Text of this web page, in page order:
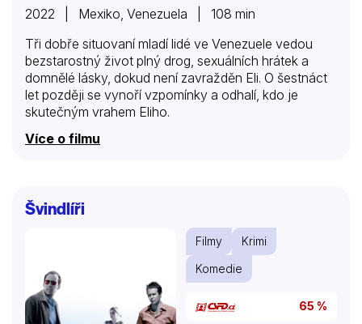
2022 | Mexiko, Venezuela | 108 min
Tři dobře situovaní mladí lidé ve Venezuele vedou
bezstarostný život plný drog, sexuálních hrátek a
domnělé lásky, dokud není zavražděn Eli. O šestnáct
let později se vynoří vzpomínky a odhalí, kdo je
skutečným vrahem Eliho.
Více o filmu
Švindlíři
Filmy
Krimi
Komedie
65 %